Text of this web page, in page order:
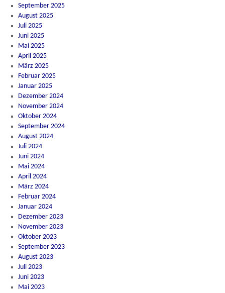
September 2025
August 2025
Juli 2025
Juni 2025
Mai 2025
April 2025
März 2025
Februar 2025
Januar 2025
Dezember 2024
November 2024
Oktober 2024
September 2024
August 2024
Juli 2024
Juni 2024
Mai 2024
April 2024
März 2024
Februar 2024
Januar 2024
Dezember 2023
November 2023
Oktober 2023
September 2023
August 2023
Juli 2023
Juni 2023
Mai 2023